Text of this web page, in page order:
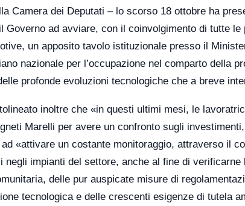
Camera dei Deputati – lo scorso 18 ottobre ha
Governo ad avviare, con il coinvolgimento di tutte
un apposito tavolo istituzionale presso il
nazionale per l’occupazione nel comparto della
profonde evoluzioni tecnologiche che a breve
inoltre che «in questi ultimi mesi, le
Marelli per avere un confronto sugli
«attivare un costante monitoraggio, attraverso il
negli impianti del settore, anche al fine di verificarne
delle pur auspicate misure di
tecnologica e delle crescenti esigenze di tutela